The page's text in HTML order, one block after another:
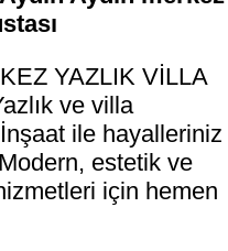
YAZLIK VİLLA
ve villa
ile hayalleriniz
estetik ve
için hemen